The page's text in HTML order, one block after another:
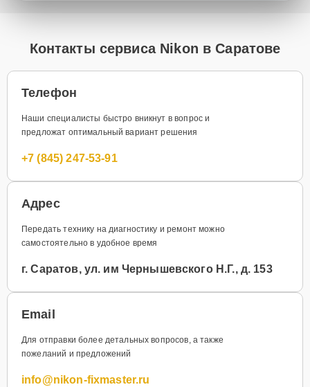
Контакты сервиса Nikon в Саратове
Телефон
Наши специалисты быстро вникнут в вопрос и
предложат оптимальный вариант решения
+7 (845) 247-53-91
Адрес
Передать технику на диагностику и ремонт можно
самостоятельно в удобное время
г. Саратов, ул. им Чернышевского Н.Г., д. 153
Email
Для отправки более детальных вопросов, а также
пожеланий и предложений
info@nikon-fixmaster.ru